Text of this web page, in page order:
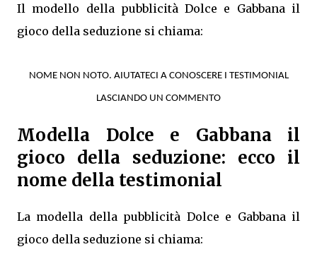
Il modello della pubblicità Dolce e Gabbana il
gioco della seduzione si chiama:
NOME NON NOTO. AIUTATECI A CONOSCERE I TESTIMONIAL
LASCIANDO UN COMMENTO
Modella Dolce e Gabbana il
gioco della seduzione: ecco il
nome della testimonial
La modella della pubblicità Dolce e Gabbana il
gioco della seduzione si chiama: